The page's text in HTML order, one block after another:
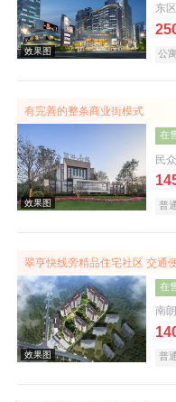
效果图
效果图
东区
公寓
有完善的整条商业街模式
在
民
普
翠亨快线旁精品住宅社区 交通
在
南
普